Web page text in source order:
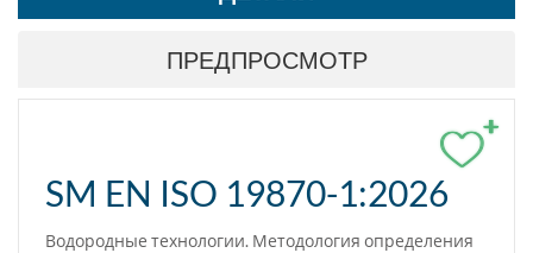
ПРЕДПРОСМОТР
+
SM EN ISO 19870-1:2026
Водородные технологии. Методология определения